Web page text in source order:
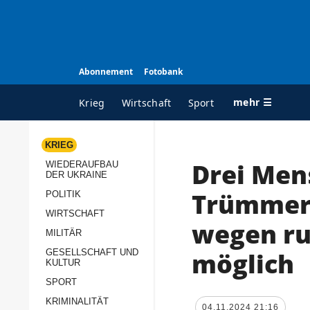
Abonnement Fotobank
Krieg Wirtschaft Sport mehr ☰
ALLE RUBRIKEN
Politik
Militär
KRIEG
WIEDERAUFBAU
DER UKRAINE
POLITIK
WIRTSCHAFT
MILITÄR
GESELLSCHAFT UND
KULTUR
SPORT
KRIMINALITÄT
Drei
wegen
möglich
04.11.2024 21:16